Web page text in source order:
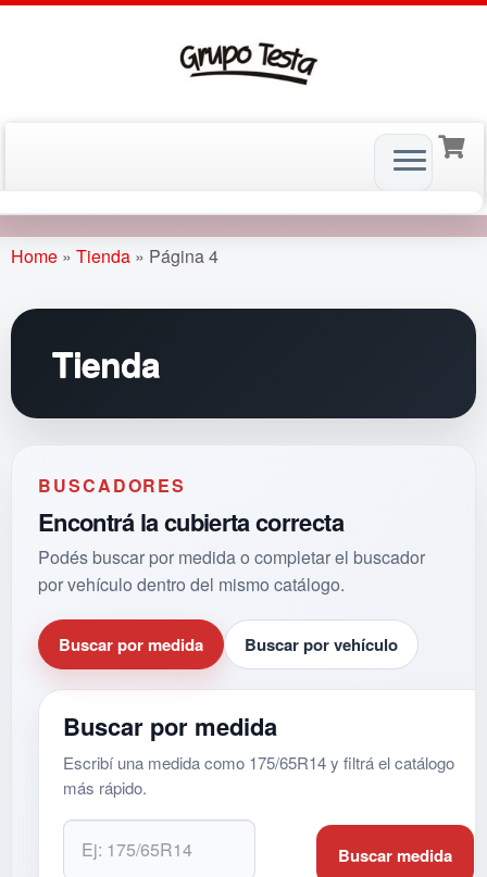
toHome » Tienda » Página 4
Tienda
BUSCADORES
Encontrá la cubierta correcta
Podés buscar por medida o completar el buscador
por vehículo dentro del mismo catálogo.
Buscar por medida Buscar por vehículo
Buscar por medida
Escribí una medida como 175/65R14 y filtrá el catálogo
más rápido.
Buscar medida